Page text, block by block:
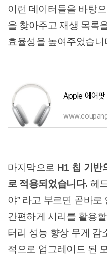
이런 데이터들을 바탕
을 찾아주고 재생 목록
효율성을 높여주었습니
Apple 에어팟
마지막으로 H1 칩 기반
로 적용되었습니다. 헤
야” 라고 부르면 곧바로
간편하게 시리를 활용
터리 성능 향상 무게 감
적으로 업그레이드 된